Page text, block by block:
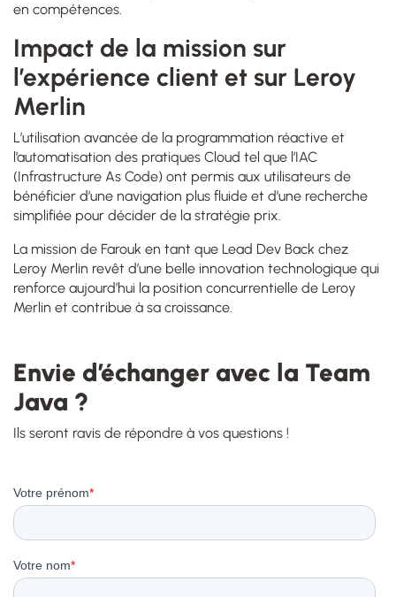
en compétences.
Impact de la mission sur
l’expérience client et sur Leroy
Merlin
L’utilisation avancée de la programmation réactive et
l’automatisation des pratiques Cloud tel que l’IAC
(Infrastructure As Code) ont permis aux utilisateurs de
bénéficier d’une navigation plus fluide et d’une recherche
simplifiée pour décider de la stratégie prix.
La mission de Farouk en tant que Lead Dev Back chez
Leroy Merlin revêt d’une belle innovation technologique qui
renforce aujourd’hui la position concurrentielle de Leroy
Merlin et contribue à sa croissance.
Envie d’échanger avec la Team
Java ?
Ils seront ravis de répondre à vos questions !